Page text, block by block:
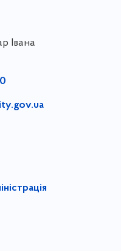
Івана